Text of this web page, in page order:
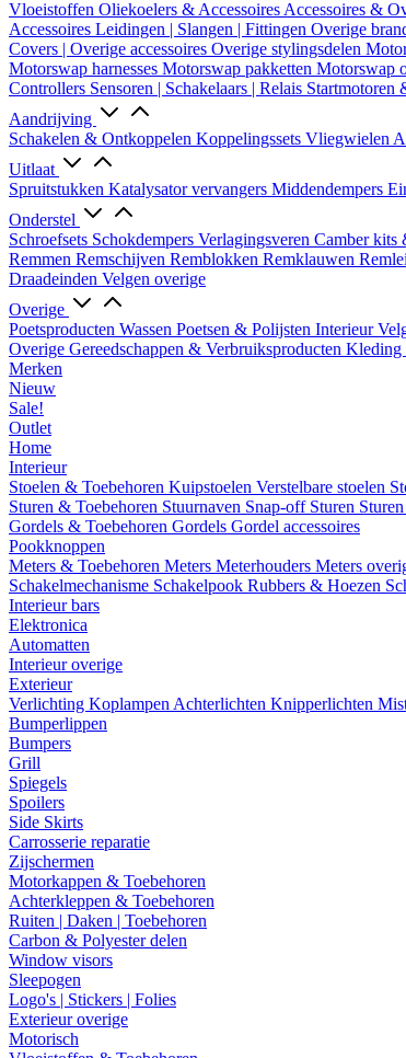
Vloeistoffen Oliekoelers & Accessoires Accessoires &
Accessoires Leidingen | Slangen | Fittingen Overige
Covers | Overige accessoires Overige stylingsdelen
Motorswap harnesses Motorswap pakketten Motorswap
Controllers Sensoren | Schakelaars | Relais Startmotoren
Aandrijving
Schakelen & Ontkoppelen Koppelingssets Vliegwielen
Uitlaat
Spruitstukken Katalysator vervangers Middendempers
Onderstel
Schroefsets Schokdempers Verlagingsveren Camber kits
Remmen Remschijven Remblokken Remklauwen
Draadeinden Velgen overige
Overige
Poetsproducten Wassen Poetsen & Polijsten Interieur
Overige Gereedschappen & Verbruiksproducten Kleding
Merken
Nieuw
Sale!
Outlet
Home
Interieur
Stoelen & Toebehoren Kuipstoelen Verstelbare stoelen
Sturen & Toebehoren Stuurnaven Snap-off Sturen
Gordels & Toebehoren Gordels Gordel accessoires
Pookknoppen
Meters & Toebehoren Meters Meterhouders Meters
Schakelmechanisme Schakelpook Rubbers & Hoezen
Interieur bars
Elektronica
Automatten
Interieur overige
Exterieur
Verlichting Koplampen Achterlichten Knipperlichten
Bumperlippen
Bumpers
Grill
Spiegels
Spoilers
Side Skirts
Carrosserie reparatie
Zijschermen
Motorkappen & Toebehoren
Achterkleppen & Toebehoren
Ruiten | Daken | Toebehoren
Carbon & Polyester delen
Window visors
Sleepogen
Logo's | Stickers | Folies
Exterieur overige
Motorisch